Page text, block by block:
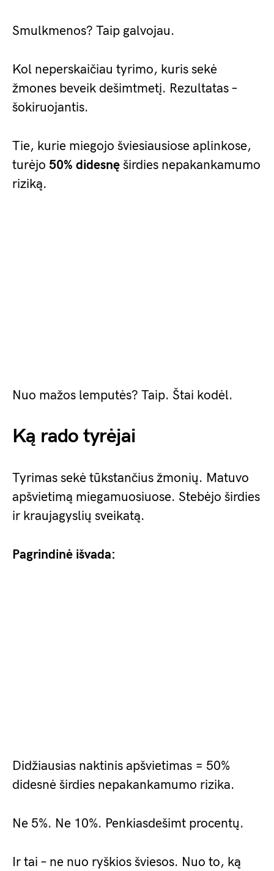
Smulkmenos? Taip galvojau.
Kol neperskaičiau tyrimo, kuris sekė
žmones beveik dešimtmetį. Rezultatas –
šokiruojantis.
Tie, kurie miegojo šviesiausiose aplinkose,
turėjo 50% didesnę širdies nepakankamumo
riziką.
Nuo mažos lemputės? Taip. Štai kodėl.
Ką rado tyrėjai
Tyrimas sekė tūkstančius žmonių. Matuvo
apšvietimą miegamuosiuose. Stebėjo širdies
ir kraujagyslių sveikatą.
Pagrindinė išvada:
Didžiausias naktinis apšvietimas = 50%
didesnė širdies nepakankamumo rizika.
Ne 5%. Ne 10%. Penkiasdešimt procentų.
Ir tai – ne nuo ryškios šviesos. Nuo to, ką